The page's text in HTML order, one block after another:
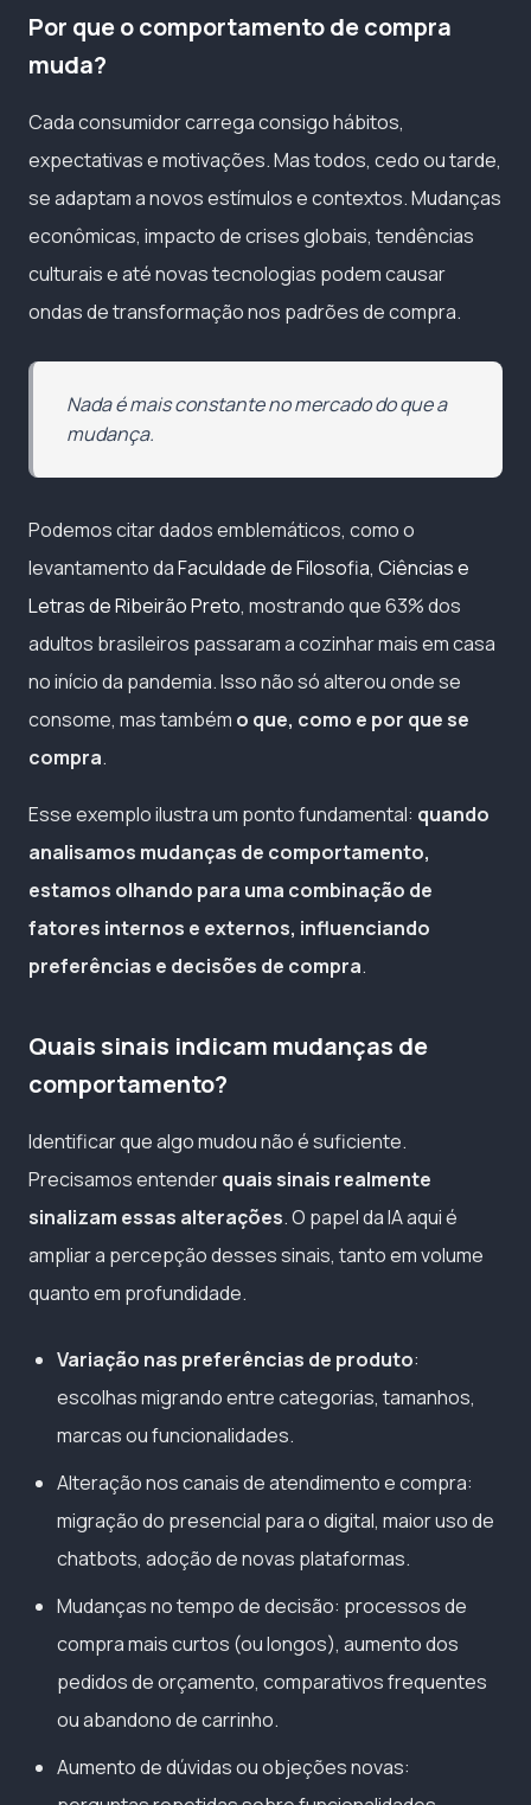
Por que o comportamento de compra
muda?
Cada consumidor carrega consigo hábitos,
expectativas e motivações. Mas todos, cedo ou tarde,
se adaptam a novos estímulos e contextos. Mudanças
econômicas, impacto de crises globais, tendências
culturais e até novas tecnologias podem causar
ondas de transformação nos padrões de compra.
Nada é mais constante no mercado do que a
mudança.
Podemos citar dados emblemáticos, como o
levantamento daFaculdade de Filosofia, Ciências e
Letras de Ribeirão Preto, mostrando que 63% dos
adultos brasileiros passaram a cozinhar mais em casa
no início da pandemia. Isso não só alterou onde se
consome, mas também o que, como e por que se
compra.
Esse exemplo ilustra um ponto fundamental: quando
analisamos mudanças de comportamento,
estamos olhando para uma combinação de
fatores internos e externos, influenciando
preferências e decisões de compra.
Quais sinais indicam mudanças de
comportamento?
Identificar que algo mudou não é suficiente.
Precisamos entenderquais sinais realmente
sinalizam essas alterações. O papel da IA aqui é
ampliar a percepção desses sinais, tanto em volume
quanto em profundidade.
Variação nas preferências de produto:
escolhas migrando entre categorias, tamanhos,
marcas ou funcionalidades.
Alteração nos canais de atendimento e compra:
migração do presencial para o digital, maior uso de
chatbots, adoção de novas plataformas.
Mudanças no tempo de decisão: processos de
compra mais curtos (ou longos), aumento dos
pedidos de orçamento, comparativos frequentes
ou abandono de carrinho.
Aumento de dúvidas ou objeções novas: